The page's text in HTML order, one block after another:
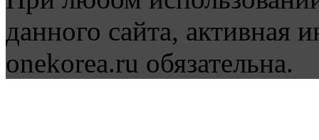
данного сайта, активная
onekorea.ru обязательна.